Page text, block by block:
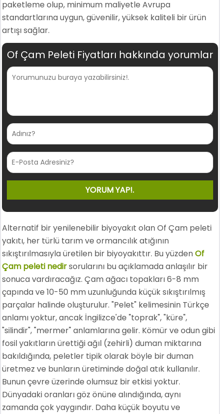
paketleme olup, minimum maliyetle Avrupa
standartlarına uygun, güvenilir, yüksek kaliteli bir ürün
artışı sağlar.
Of Çam Peleti Fiyatları hakkında yorumlar
Alternatif bir yenilenebilir biyoyakıt olan Of Çam peleti
yakıtı, her türlü tarım ve ormancılık atığının
sıkıştırılmasıyla üretilen bir biyoyakıttır. Bu yüzdenOf
Çam peleti nedirsorularını bu açıklamada anlaşılır bir
sonuca vardıracağız. Çam ağacı topakları 6-8 mm
çapında ve 10-50 mm uzunluğunda küçük sıkıştırılmış
parçalar halinde oluşturulur. "Pelet" kelimesinin Türkçe
anlamı yoktur, ancak İngilizce'de "toprak", "küre",
"silindir", "mermer" anlamlarına gelir. Kömür ve odun gibi
fosil yakıtların ürettiği ağıl (zehirli) duman miktarına
bakıldığında, peletler tipik olarak böyle bir duman
üretmez ve bunların üretiminde doğal atık kullanılır.
Bunun çevre üzerinde olumsuz bir etkisi yoktur.
Dünyadaki oranları göz önüne alındığında, aynı
zamanda çok yaygındır. Daha küçük boyutu ve